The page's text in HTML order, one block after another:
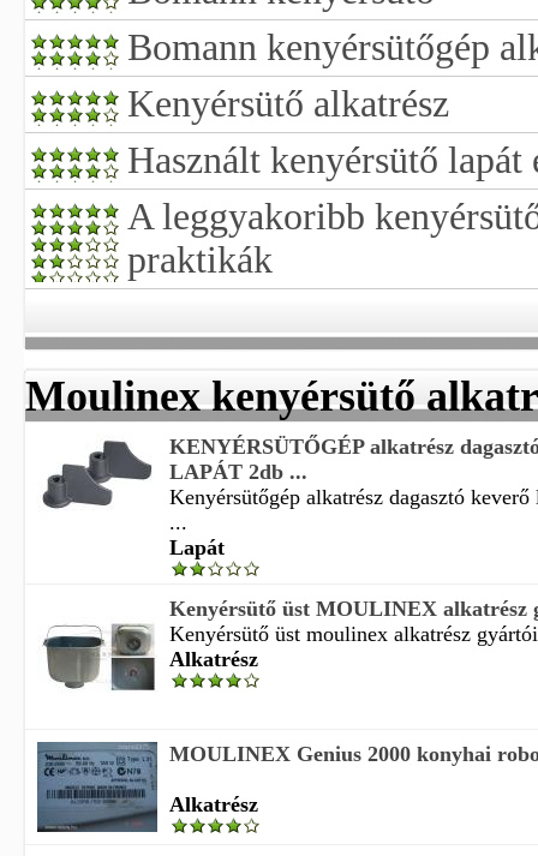
Bomann kenyérsütőgép
Kenyérsütő alkatrész
Használt kenyérsütő lapát
A leggyakoribb
praktikák
Moulinex kenyérsütő
KENYÉRSÜTŐGÉP alkatrész
LAPÁT 2db ...
Kenyérsütőgép alkatrész dagasztó
...
Lapát
Kenyérsütő üst MOULINEX alkatrész
Kenyérsütő üst moulinex alkatrész
Alkatrész
MOULINEX Genius 2000 konyhai
Alkatrész